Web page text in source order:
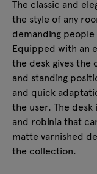
The classic and
the style of any
demanding
Equipped with an
the desk gives
and standing
and quick
the user. The
and robinia that
matte varnished
the collection.